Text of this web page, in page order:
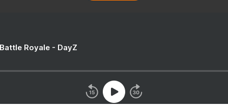
Royale - DayZ